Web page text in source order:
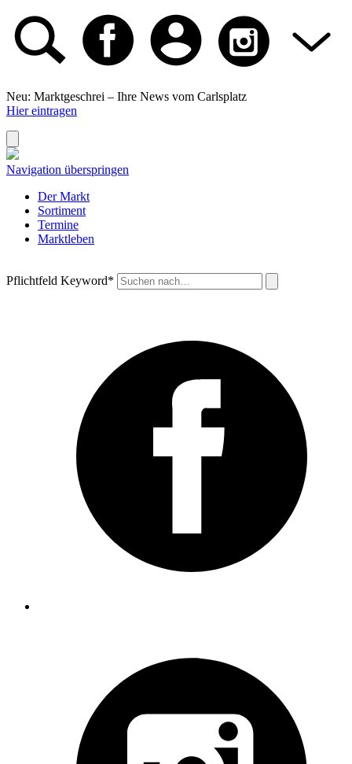
Neu: Marktgeschrei – Ihre News vom Carlsplatz
Hier eintragen
Navigation überspringen
Der Markt
Sortiment
Termine
Marktleben
Pflichtfeld Keyword*